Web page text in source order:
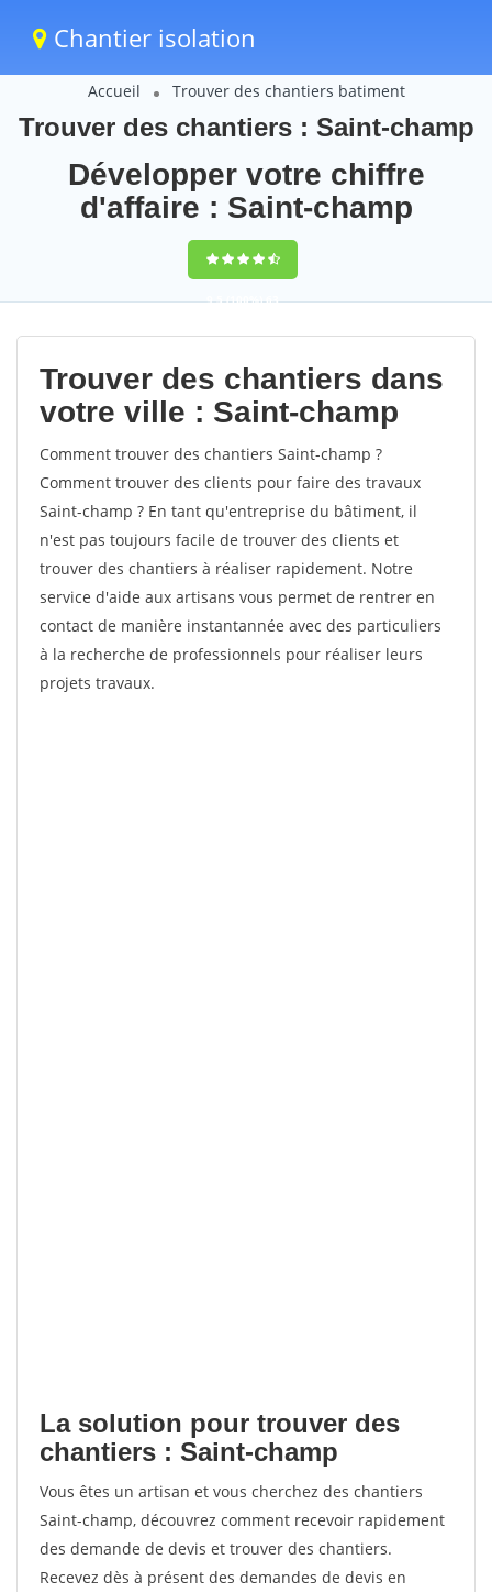
Chantier isolation
Accueil Trouver des chantiers batiment
Trouver des chantiers : Saint-champ
Développer votre chiffre
d'affaire : Saint-champ
9,5(100%)63
votes
Trouver des chantiers dans
votre ville : Saint-champ
Comment trouver des chantiers Saint-champ ?
Comment trouver des clients pour faire des travaux
Saint-champ ? En tant qu'entreprise du bâtiment, il
n'est pas toujours facile de trouver des clients et
trouver des chantiers à réaliser rapidement. Notre
service d'aide aux artisans vous permet de rentrer en
contact de manière instantannée avec des particuliers
à la recherche de professionnels pour réaliser leurs
projets travaux.
La solution pour trouver des
chantiers : Saint-champ
Vous êtes un artisan et vous cherchez des chantiers
Saint-champ, découvrez comment recevoir rapidement
des demande de devis et trouver des chantiers.
Recevez dès à présent des demandes de devis en